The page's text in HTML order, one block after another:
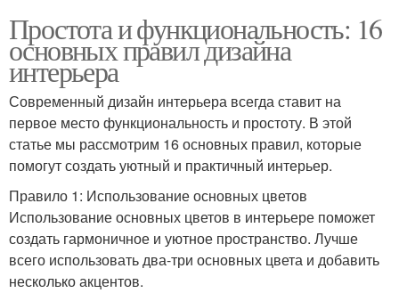
Простота и функциональность: 16
основных правил дизайна
интерьера
Современный дизайн интерьера всегда ставит на
первое место функциональность и простоту. В этой
статье мы рассмотрим 16 основных правил, которые
помогут создать уютный и практичный интерьер.
Правило 1: Использование основных цветов
Использование основных цветов в интерьере поможет
создать гармоничное и уютное пространство. Лучше
всего использовать два-три основных цвета и добавить
несколько акцентов.